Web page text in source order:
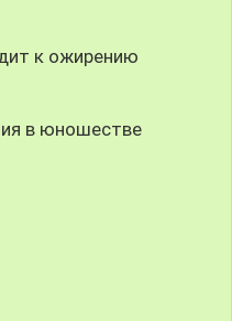
к ожирению
в юношестве